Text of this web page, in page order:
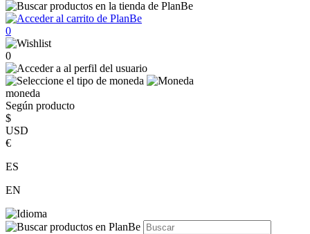
0
0
moneda
Según producto
$
USD
€
ES
EN